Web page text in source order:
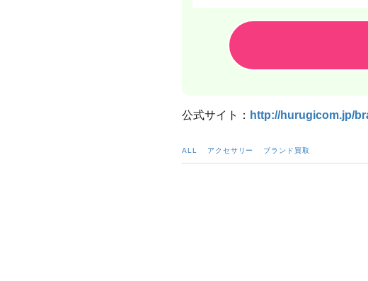
公式サイト： http://hurugicom.jp/
ALL アクセサリー ブランド買取